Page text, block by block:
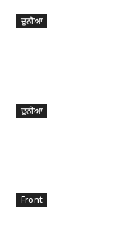
ਦੁਨੀਆ
ਦੁਨੀਆ
Front